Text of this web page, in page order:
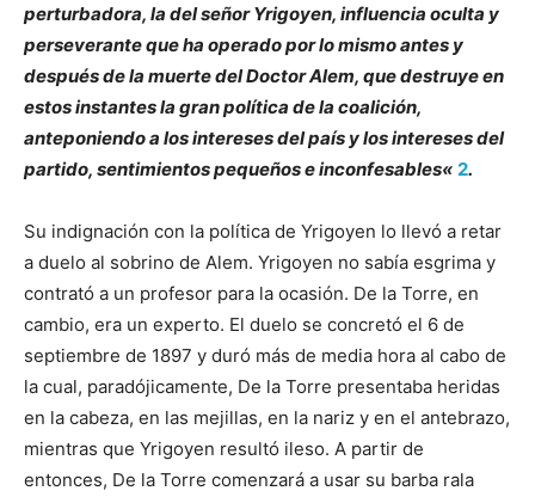
perturbadora, la del señor Yrigoyen, influencia oculta y
perseverante que ha operado por lo mismo antes y
después de la muerte del Doctor Alem, que destruye en
estos instantes la gran política de la coalición,
anteponiendo a los intereses del país y los intereses del
partido, sentimientos pequeños e inconfesables« 2.
Su indignación con la política de Yrigoyen lo llevó a retar
a duelo al sobrino de Alem. Yrigoyen no sabía esgrima y
contrató a un profesor para la ocasión. De la Torre, en
cambio, era un experto. El duelo se concretó el 6 de
septiembre de 1897 y duró más de media hora al cabo de
la cual, paradójicamente, De la Torre presentaba heridas
en la cabeza, en las mejillas, en la nariz y en el antebrazo,
mientras que Yrigoyen resultó ileso. A partir de
entonces, De la Torre comenzará a usar su barba rala